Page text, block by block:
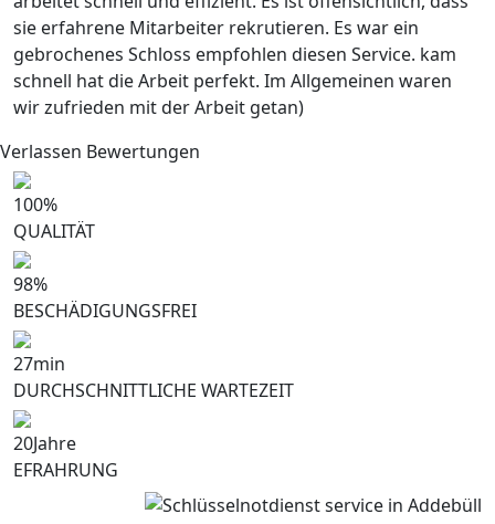
sie erfahrene Mitarbeiter rekrutieren. Es war ein
gebrochenes Schloss empfohlen diesen Service. kam
schnell hat die Arbeit perfekt. Im Allgemeinen waren
wir zufrieden mit der Arbeit getan)
Verlassen Bewertungen
100%
QUALITÄT
98%
BESCHÄDIGUNGSFREI
27min
DURCHSCHNITTLICHE WARTEZEIT
20Jahre
EFRAHRUNG